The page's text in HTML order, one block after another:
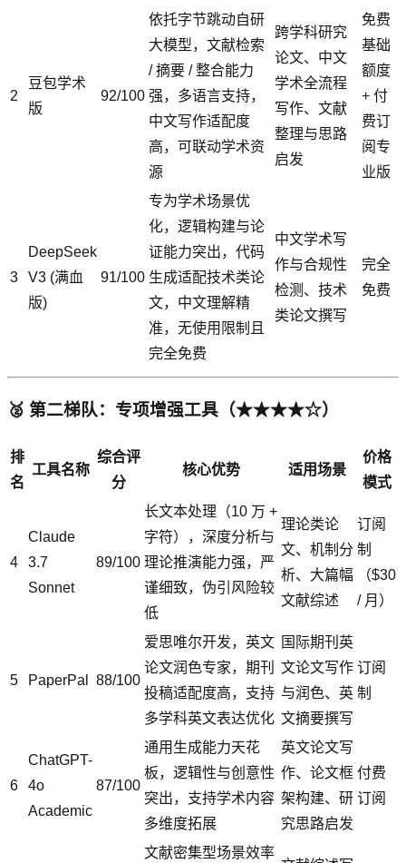
2
豆包学术
版
92/100
依托字节跳动自研
大模型，文献检索
/ 摘要 / 整合能力
强，多语言支持，
中文写作适配度
高，可联动学术资
源
跨学科研究
论文、中文
学术全流程
写作、文献
整理与思路
启发
免费
基础
额度
+ 付
费订
阅专
业版
3
DeepSeek
V3 (满血
版)
91/100
专为学术场景优
化，逻辑构建与论
证能力突出，代码
生成适配技术类论
文，中文理解精
准，无使用限制且
完全免费
中文学术写
作与合规性
检测、技术
类论文撰写
完全
免费
🥈 第二梯队：专项增强工具（★★★★☆）
排
名
工具名称
综合评
分
核心优势 适用场景
价格
模式
4
Claude
3.7
Sonnet
89/100
长文本处理（10 万 +
字符），深度分析与
理论推演能力强，严
谨细致，伪引风险较
低
理论类论
文、机制分
析、大篇幅
文献综述
订阅
制
（$30
/ 月）
5 PaperPal 88/100
爱思唯尔开发，英文
论文润色专家，期刊
投稿适配度高，支持
多学科英文表达优化
国际期刊英
文论文写作
与润色、英
文摘要撰写
订阅
制
6
ChatGPT-
4o
Academic
87/100
通用生成能力天花
板，逻辑性与创意性
突出，支持学术内容
多维度拓展
英文论文写
作、论文框
架构建、研
究思路启发
付费
订阅
文献密集型场景效率